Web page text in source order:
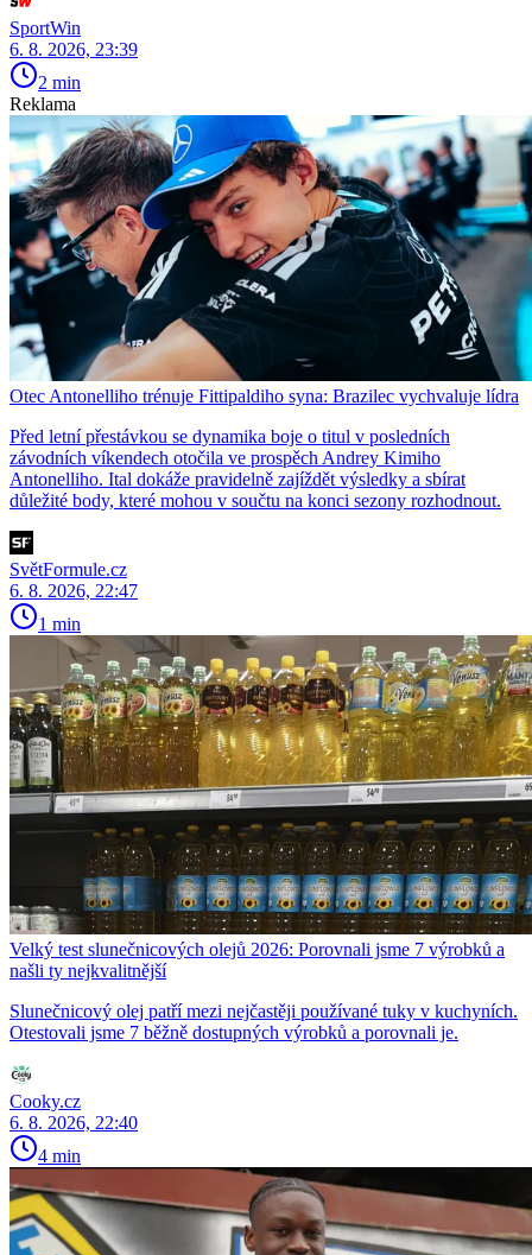
SportWin
6. 8. 2026, 23:39
2 min
Reklama
Otec Antonelliho trénuje Fittipaldiho syna: Brazilec vychvaluje lídra
Před letní přestávkou se dynamika boje o titul v posledních
závodních víkendech otočila ve prospěch Andrey Kimiho
Antonelliho. Ital dokáže pravidelně zajíždět výsledky a sbírat
důležité body, které mohou v součtu na konci sezony rozhodnout.
SvětFormule.cz
6. 8. 2026, 22:47
1 min
Velký test slunečnicových olejů 2026: Porovnali jsme 7 výrobků a
našli ty nejkvalitnější
Slunečnicový olej patří mezi nejčastěji používané tuky v kuchyních.
Otestovali jsme 7 běžně dostupných výrobků a porovnali je.
Cooky.cz
6. 8. 2026, 22:40
4 min